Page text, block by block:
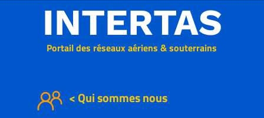
INTERTAS
< Qui sommes nous
Portail des réseaux aériens & souterrains